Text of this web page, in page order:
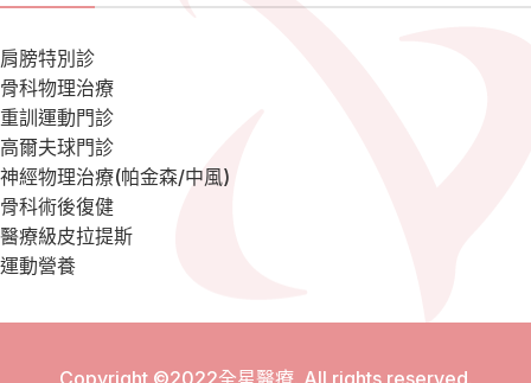
肩膀特別診
骨科物理治療
重訓運動門診
高爾夫球門診
神經物理治療(帕金森/中風)
骨科術後復健
醫療級皮拉提斯
運動營養
Copyright ©2022全星醫療. All rights reserved.